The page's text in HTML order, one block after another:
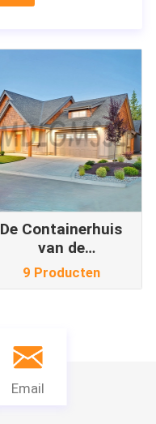
De Containerhuis
van de
staalstructuur
9 Producten
Email